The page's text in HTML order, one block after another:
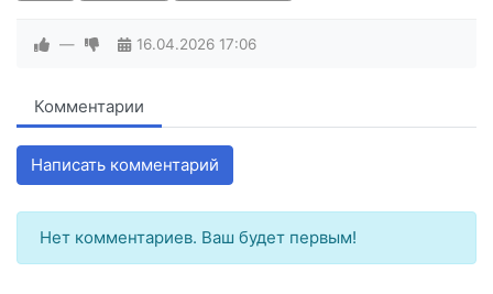
— 16.04.2026 17:06
Комментарии
Написать комментарий
Нет комментариев. Ваш будет первым!